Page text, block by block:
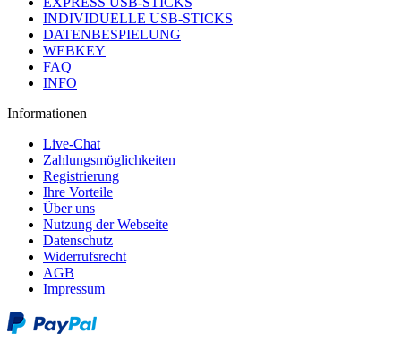
INDIVIDUELLE USB-STICKS
DATENBESPIELUNG
WEBKEY
FAQ
INFO
Informationen
Live-Chat
Zahlungsmöglichkeiten
Registrierung
Ihre Vorteile
Über uns
Nutzung der Webseite
Datenschutz
Widerrufsrecht
AGB
Impressum